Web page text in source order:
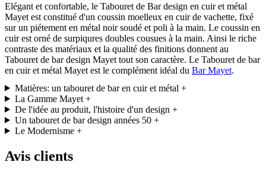
Elégant et confortable, le Tabouret de Bar design en cuir et métal
Mayet est constitué d'un coussin moelleux en cuir de vachette, fixé
sur un piétement en métal noir soudé et poli à la main. Le coussin en
cuir est orné de surpiqures doubles cousues à la main. Ainsi le riche
contraste des matériaux et la qualité des finitions donnent au
Tabouret de bar design Mayet tout son caractère. Le Tabouret de bar
en cuir et métal Mayet est le complément idéal du Bar Mayet.
Matières: un tabouret de bar en cuir et métal +
La Gamme Mayet +
De l'idée au produit, l'histoire d'un design +
Un tabouret de bar design années 50 +
Le Modernisme +
Avis clients